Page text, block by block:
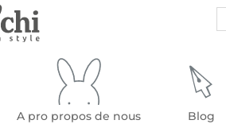
A pro propos de nous Blog